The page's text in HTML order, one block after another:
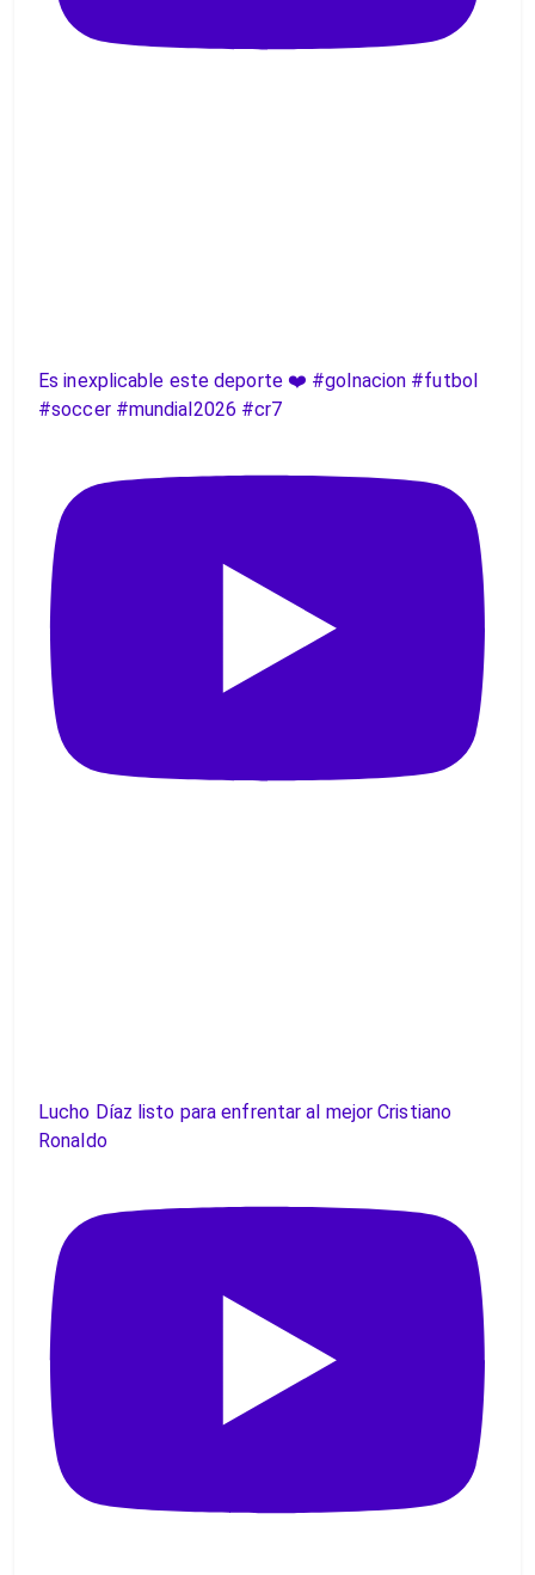
Es inexplicable este deporte ❤️ #golnacion #futbol
#soccer #mundial2026 #cr7
Lucho Díaz listo para enfrentar al mejor Cristiano
Ronaldo